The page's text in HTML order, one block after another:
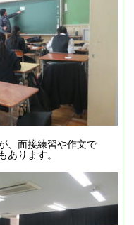
、面接練習や作文で
あります。